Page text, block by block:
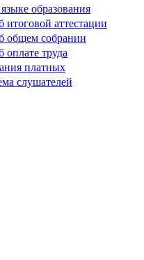
образования
аттестации
общем собрании
труда
платных
слушателей